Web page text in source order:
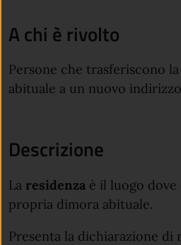
A chi è rivolto
Persone che trasferiscono
abituale a un nuovo
Descrizione
La residenza è il luogo dove
propria dimora abituale.
Presenta la dichiarazione di